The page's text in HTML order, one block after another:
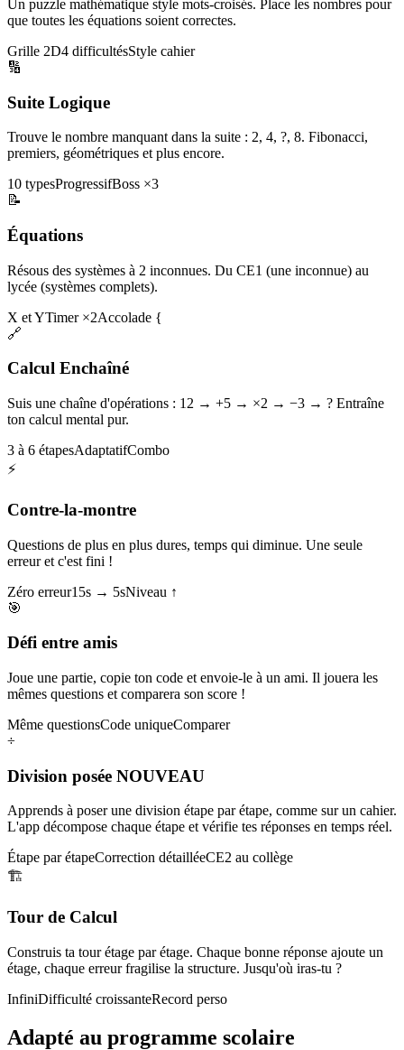
Un puzzle mathématique style mots-croisés. Place les nombres pour
que toutes les équations soient correctes.
Grille 2D4 difficultésStyle cahier
🔢
Suite Logique
Trouve le nombre manquant dans la suite : 2, 4, ?, 8. Fibonacci,
premiers, géométriques et plus encore.
10 typesProgressifBoss ×3
📝
Équations
Résous des systèmes à 2 inconnues. Du CE1 (une inconnue) au
lycée (systèmes complets).
X et YTimer ×2Accolade {
🔗
Calcul Enchaîné
Suis une chaîne d'opérations : 12 → +5 → ×2 → −3 → ? Entraîne
ton calcul mental pur.
3 à 6 étapesAdaptatifCombo
⚡
Contre-la-montre
Questions de plus en plus dures, temps qui diminue. Une seule
erreur et c'est fini !
Zéro erreur15s → 5sNiveau ↑
🎯
Défi entre amis
Joue une partie, copie ton code et envoie-le à un ami. Il jouera les
mêmes questions et comparera son score !
Même questionsCode uniqueComparer
÷
Division posée NOUVEAU
Apprends à poser une division étape par étape, comme sur un cahier.
L'app décompose chaque étape et vérifie tes réponses en temps réel.
Étape par étapeCorrection détailléeCE2 au collège
🏗️
Tour de Calcul
Construis ta tour étage par étage. Chaque bonne réponse ajoute un
étage, chaque erreur fragilise la structure. Jusqu'où iras-tu ?
InfiniDifficulté croissanteRecord perso
Adapté au programme scolaire